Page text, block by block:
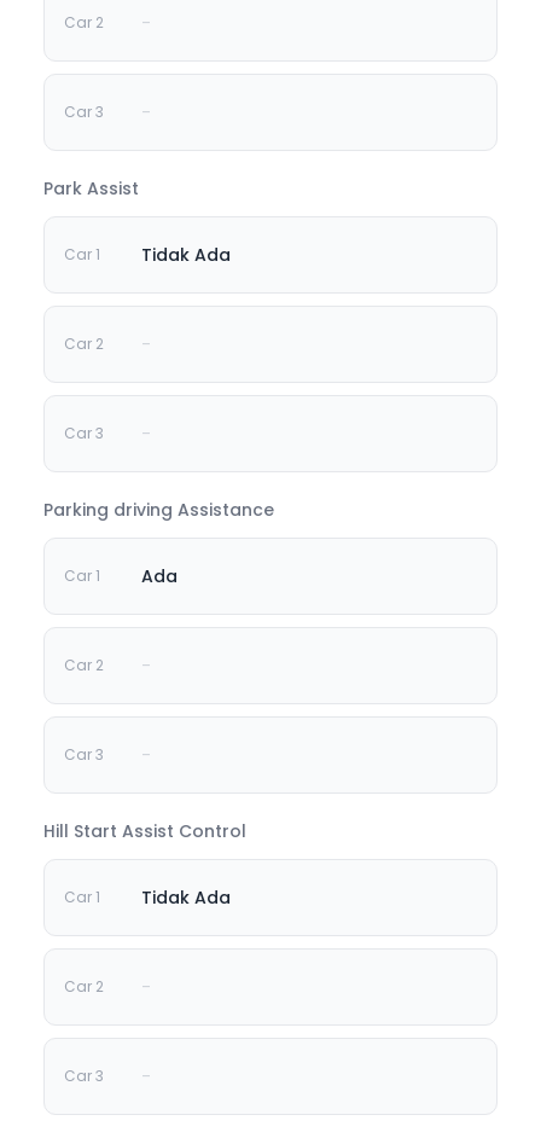
-
-
Park Assist
Tidak Ada
-
-
Parking driving Assistance
Ada
-
-
Hill Start Assist Control
Tidak Ada
-
-